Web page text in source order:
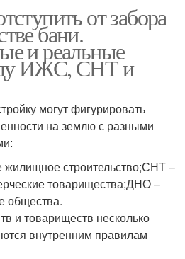
от забора
бани.
и реальные
ИЖС, СНТ и
могут фигурировать
на землю с разными
строительство;СНТ –
товарищества;ДНО –
общества.
и товариществ несколько
внутренним правилам